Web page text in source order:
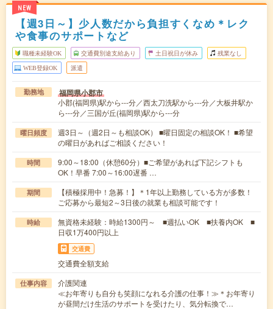
NEW
【週3日～】少人数だから負担すくなめ＊レク
や食事のサポートなど
職種未経験OK 交通費別途支給あり 土日祝日が休み 残業なし
WEB登録OK 派遣
勤務地 福岡県小郡市
小郡(福岡県)駅から---分／西太刀洗駅から---分／大板井駅か
ら---分／三国が丘(福岡県)駅から---分
曜日頻度
週3日～（週2日～も相談OK） ■曜日固定の相談OK！ ■希望
の曜日があればご相談ください！
時間
9:00～18:00（休憩60分）■ご希望があれば下記シフトも
OK！早番 7:00～16:00遅番 …
期間
【積極採用中！急募！】＊1年以上勤務している方が多数！
ご応募から最短2～3日後の就業も相談可能です！
時給
無資格未経験：時給1300円～ ■週払いOK ■扶養内OK ■
日収1万400円以上
交通費
交通費全額支給
仕事内容
介護関連
≪お年寄りも自分も笑顔になれる介護の仕事！≫＊お年寄り
が昼間だけ生活のサポートを受けたり、気分転換で…